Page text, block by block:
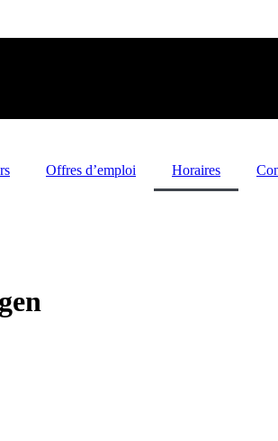
Offres d’emploi Horaires